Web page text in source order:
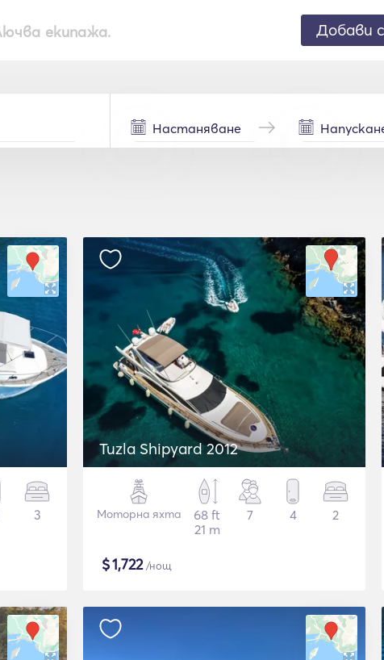
екипажа. Добави
3
Tuzla Shipyard 2012
Моторна яхта
68 ft
21 m
7 4 2
$1,722/нощ